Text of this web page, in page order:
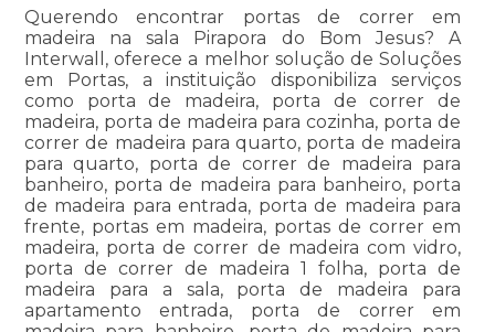
Querendo encontrar portas de correr em
madeira na sala Pirapora do Bom Jesus? A
Interwall, oferece a melhor solução de Soluções
em Portas, a instituição disponibiliza serviços
como porta de madeira, porta de correr de
madeira, porta de madeira para cozinha, porta de
correr de madeira para quarto, porta de madeira
para quarto, porta de correr de madeira para
banheiro, porta de madeira para banheiro, porta
de madeira para entrada, porta de madeira para
frente, portas em madeira, portas de correr em
madeira, porta de correr de madeira com vidro,
porta de correr de madeira 1 folha, porta de
madeira para a sala, porta de madeira para
apartamento entrada, porta de correr em